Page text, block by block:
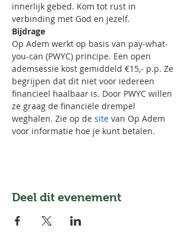
innerlijk gebed. Kom tot rust in
verbinding met God en jezelf.
Bijdrage
Op Adem werkt op basis van pay-what-
you-can (PWYC) principe. Een open
ademsessie kost gemiddeld €15,- p.p. Ze
begrijpen dat dit niet voor iedereen
financieel haalbaar is. Door PWYC willen
ze graag de financiële drempel
weghalen. Zie op de site van Op Adem
voor informatie hoe je kunt betalen.
Deel dit evenement